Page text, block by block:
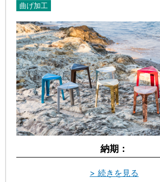
曲げ加工
納期：
> 続きを見る